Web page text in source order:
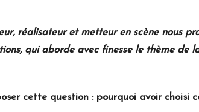
réalisateur et metteur en scène nous
qui aborde avec finesse le thème de
cette question : pourquoi avoir choisi